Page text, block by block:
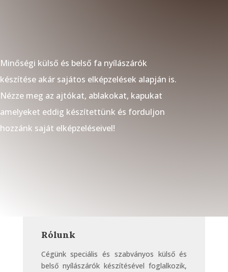
Minőségi külső és belső fa nyílászárók
készítése akár sajátos elképzelések alapján is.
Nézze meg az ajtókat, ablakokat, kapukat
amelyeket eddig készítettünk és forduljon
hozzánk saját elképzeléseivel!
Rólunk
Cégünk speciális és szabványos külső és
belső nyílászárók készítésével foglalkozik,